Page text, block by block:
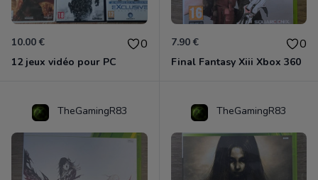
10.00 € 0
12 jeux vidéo pour PC
7.90 € 0
Final Fantasy Xiii Xbox 360
TheGamingR83 TheGamingR83